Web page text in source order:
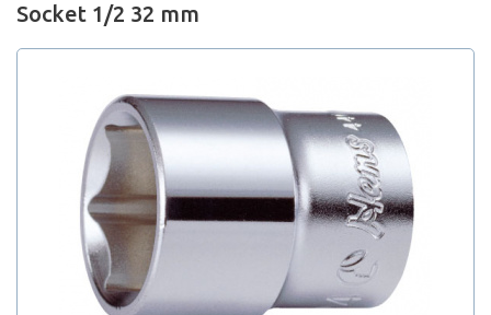
Socket 1/2 32 mm